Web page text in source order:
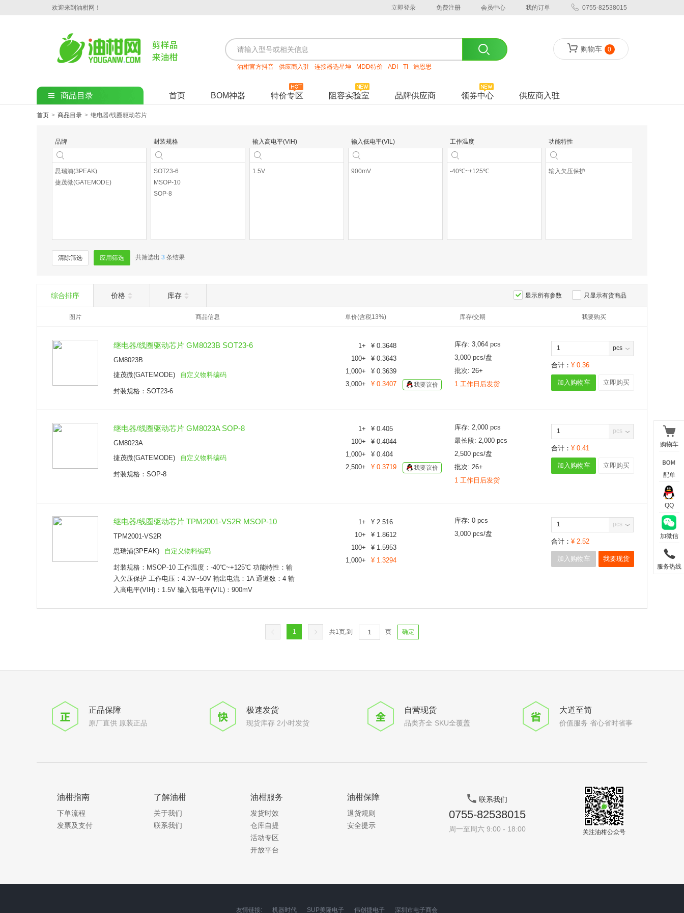
欢迎来到油柑网！ 立即登录 免费注册 会员中心 我的订单 0755-82538015
油柑官方抖音 供应商入驻 连接器选星坤 MDD特价 ADI TI 迪恩思
购物车 0
商品目录 首页 BOM神器 特价专区 阻容实验室 品牌供应商 领券中心 供应商入驻
首页 > 商品目录 > 继电器/线圈驱动芯片
品牌
思瑞浦(3PEAK)
捷茂微(GATEMODE)
封装规格
SOT23-6
MSOP-10
SOP-8
输入高电平(VIH)
1.5V
输入低电平(VIL)
900mV
工作温度
-40℃~+125℃
功能特性
输入欠压保护
清除筛选 应用筛选 共筛选出 3 条结果
综合排序 价格 库存 显示所有参数 只显示有货商品
图片 商品信息 单价(含税13%) 库存/交期 我要购买
继电器/线圈驱动芯片 GM8023B SOT23-6
GM8023B
捷茂微(GATEMODE)
自定义物料编码
封装规格：SOT23-6
1+ ¥ 0.3648
100+ ¥ 0.3643
1,000+ ¥ 0.3639
3,000+ ¥ 0.3407 我要议价
库存: 3,064 pcs
3,000 pcs/盘
批次: 26+
1 工作日后发货
pcs
合计： ¥ 0.36
加入购物车 立即购买
继电器/线圈驱动芯片 GM8023A SOP-8
GM8023A
捷茂微(GATEMODE)
自定义物料编码
封装规格：SOP-8
1+ ¥ 0.405
100+ ¥ 0.4044
1,000+ ¥ 0.404
2,500+ ¥ 0.3719 我要议价
库存: 2,000 pcs
最长段: 2,000 pcs
2,500 pcs/盘
批次: 26+
1 工作日后发货
pcs
合计： ¥ 0.41
加入购物车 立即购买
继电器/线圈驱动芯片 TPM2001-VS2R MSOP-10
TPM2001-VS2R
思瑞浦(3PEAK)
自定义物料编码
封装规格：MSOP-10 工作温度：-40℃~+125℃ 功能特性：输
入欠压保护 工作电压：4.3V~50V 输出电流：1A 通道数：4 输
入高电平(VIH)：1.5V 输入低电平(VIL)：900mV
1+ ¥ 2.516
10+ ¥ 1.8612
100+ ¥ 1.5953
1,000+ ¥ 1.3294
库存: 0 pcs
3,000 pcs/盘
pcs
合计： ¥ 2.52
加入购物车 我要现货
1 共1页,到 页 确定
正品保障
原厂直供 原装正品
极速发货
现货库存 2小时发货
自营现货
品类齐全 SKU全覆盖
大道至简
价值服务 省心省时省事
油柑指南
下单流程
发票及支付
了解油柑
关于我们
联系我们
油柑服务
发货时效
仓库自提
活动专区
开放平台
油柑保障
退货规则
安全提示
联系我们
0755-82538015
周一至周六 9:00 - 18:00 关注油柑公众号
友情链接: 机器时代 SUP美隆电子 伟创捷电子 深圳市电子商会
购物车
配单
QQ
加微信
服务热线